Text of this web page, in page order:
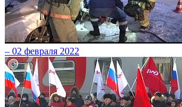
– 02 февраля 2022